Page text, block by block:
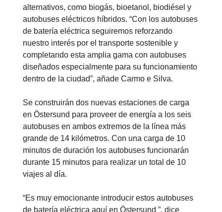
alternativos, como biogás, bioetanol, biodiésel y
autobuses eléctricos híbridos. “Con los autobuses
de batería eléctrica seguiremos reforzando
nuestro interés por el transporte sostenible y
completando esta amplia gama con autobuses
diseñados especialmente para su funcionamiento
dentro de la ciudad”, añade Carmo e Silva.
Se construirán dos nuevas estaciones de carga
en Östersund para proveer de energía a los seis
autobuses en ambos extremos de la línea más
grande de 14 kilómetros. Con una carga de 10
minutos de duración los autobuses funcionarán
durante 15 minutos para realizar un total de 10
viajes al día.
“Es muy emocionante introducir estos autobuses
de batería eléctrica aquí en Östersund ”, dice